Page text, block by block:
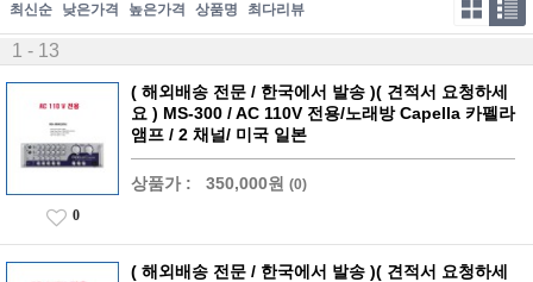
최신순 낮은가격 높은가격 상품명 최다리뷰
1 - 13
( 해외배송 전문 / 한국에서 발송 )( 견적서 요청하세
요 ) MS-300 / AC 110V 전용/노래방 Capella 카펠라
앰프 / 2 채널/ 미국 일본
상품가 : 350,000원 (0)
0
( 해외배송 전문 / 한국에서 발송 )( 견적서 요청하세